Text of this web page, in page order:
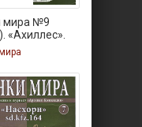
мира №9
«Ахиллес».